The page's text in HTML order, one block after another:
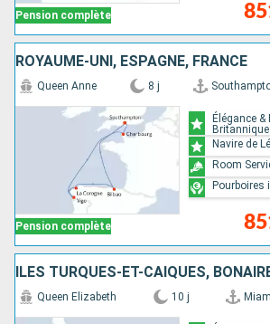
Pension complète
ROYAUME-UNI, ESPAGNE, FRANCE
Pension complète
Queen Anne 8 j
Élégance
Britannique
Navire de
Room
Pourboires
Queen Elizabeth 10 j